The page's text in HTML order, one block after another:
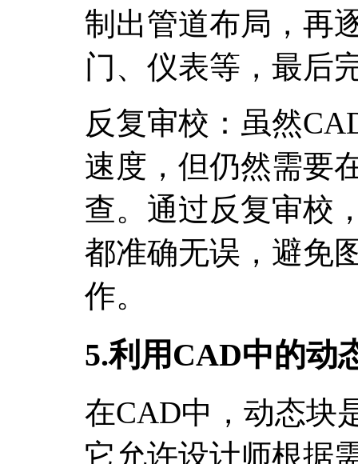
制出管道布局，再
门、仪表等，最后
反复审校：虽然
速度，但仍然需要
查。通过反复审校
都准确无误，避免
作。
5.利用CAD中的动
在CAD中，动态块
它允许设计师根据